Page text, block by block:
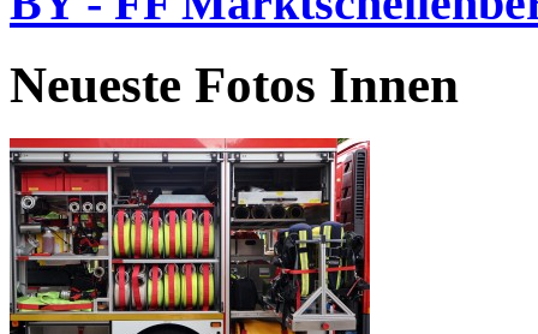
Neueste Fotos Innen